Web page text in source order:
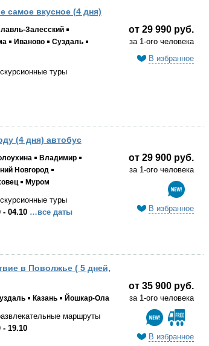
самое вкусное (4 дня)
Залесский
Иваново
Суздаль
туры
от 29 990 руб.
за 1-ого человека
В избранное
(4 дня) автобус
Владимир
Новгород
Муром
туры
- 04.10 …все даты
от 29 900 руб.
за 1-ого человека
В избранное
в Поволжье ( 5 дней,
Казань Йошкар-Ола
маршруты
- 19.10
от 35 900 руб.
за 1-ого человека
В избранное